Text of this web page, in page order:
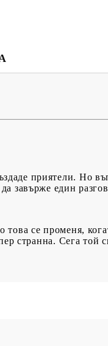
RON
приятели. Но
завърже един
се променя,
странна. Сега той